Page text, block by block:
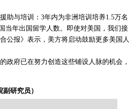
与培训：3年内为非洲培训培养1.5万名
当年出国留学人数。即使对美国，我们接
公报》表示，美方将启动鼓励更多美国人
府已在努力创造这些铺设人脉的机会，
研究员）